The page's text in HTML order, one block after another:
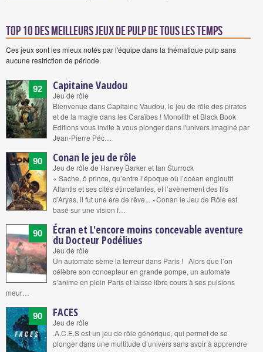
Top 10 des meilleurs jeux de pulp de tous les temps
Ces jeux sont les mieux notés par l'équipe dans la thématique pulp sans
aucune restriction de période.
92 Capitaine Vaudou
Jeu de rôle
Bienvenue dans Capitaine Vaudou, le jeu de rôle des pirates
et de la magie dans les Caraïbes ! Monolith et Black Book
Editions vous invite à vous plonger dans l'univers imaginé par
Jean-Pierre Péc…
90 Conan le jeu de rôle
Jeu de rôle de Harvey Barker et Ian Sturrock
« Sache, ô prince, qu’entre l’époque où l’océan engloutit
Atlantis et ses cités étincelantes, et l’avènement des fils
d’Aryas, il fut une ère de rêve... »Conan le Jeu de Rôle est
basé sur une vision f…
90 Écran et L'encore moins concevable aventure
du Docteur Podéliues
Jeu de rôle
Un automate sème la terreur dans Paris ! Alors que l’on
célèbre son concepteur en grande pompe, un automate
s’anime en plein Paris et laisse libre cours à ses pulsions
meur…
90 FACES
Jeu de rôle
.A.C.E.S est un jeu de rôle générique, qui permet de se
plonger dans une multitude d’univers sans avoir à apprendre